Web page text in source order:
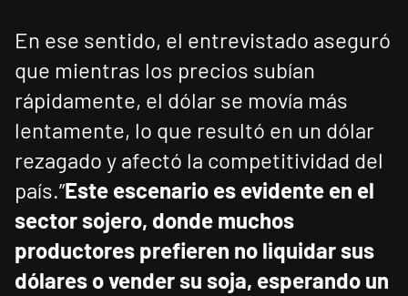
En ese sentido, el entrevistado aseguró
que mientras los precios subían
rápidamente, el dólar se movía más
lentamente, lo que resultó en un dólar
rezagado y afectó la competitividad del
país.”Este escenario es evidente en el
sector sojero, donde muchos
productores prefieren no liquidar sus
dólares o vender su soja, esperando un